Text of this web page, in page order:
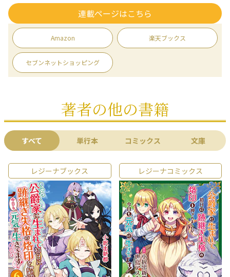
連載ページはこちら
Amazon 楽天ブックス
セブンネットショッピング
著者の他の書籍
すべて 単行本 コミックス 文庫
レジーナブックス レジーナコミックス